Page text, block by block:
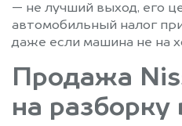
— не лучший выход, его
автомобильный налог
даже если машина не на
Продажа
на разборку